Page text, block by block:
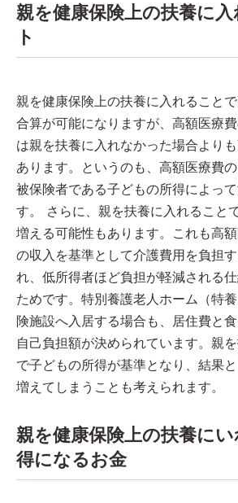
親を健康保険上の扶養に
ト
親を健康保険上の扶養に入れること
合算が可能になりますが、高額医療
は親を扶養に入れなかった場合より
あります。というのも、高額医療費
被保険者である子どもの所得によっ
す。 さらに、親を扶養に入れること
増える可能性もあります。これも高
の収入を基準として介護費用を負担
れ、低所得者ほど負担が軽減される
ためです。特別養護老人ホーム（特
険施設へ入居する場合も、居住費と
自己負担額が決められています。親
で子どもの所得が基準となり、結果
増えてしまうことも考えられます。
親を健康保険上の扶養に
得になるお金